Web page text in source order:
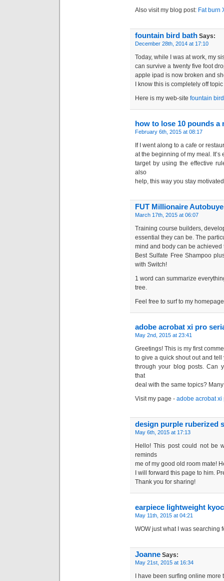
Also visit my blog рost: Fat burn
fountain bird bath Says:
December 28th, 2014 at 17:10
Today, while I was at work, my
can survive a twenty five foot
apple ipad is now broken and
I know this is completely off
Here is my web-site fountain
how to lose 10 pounds
February 6th, 2015 at 08:17
If I went along to a cafe or
at the beginning of my meal.
target by using the effective
also
help, this way you stay
FUT Millionaire
March 17th, 2015 at 06:07
Training course builders,
essential they can be. The
mind and body can be
Best Sulfate Free Shampoo
with Switch!
1 word can summarize
tree.
Feel free to surf to my
adobe acrobat xi pro
May 2nd, 2015 at 23:41
Greetings! This is my first
to give a quick shout out and
through your blog posts. Can
that
deal with the same topics?
Visit my page - adobe acrobat xi
design purple ruberized
May 6th, 2015 at 17:13
Hello! This post could not be
reminds
me of my good old room mate!
I will forward this page to him.
Thank you for sharing!
earpiece lightweight
May 11th, 2015 at 04:21
WOW just what I was searching
Joanne Says:
May 21st, 2015 at 16:34
I have been surfing online more